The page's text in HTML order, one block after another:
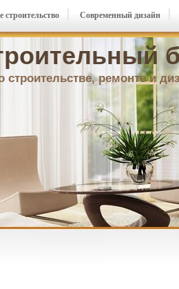
строительстве, ремонте и
строительство Современный дизайн